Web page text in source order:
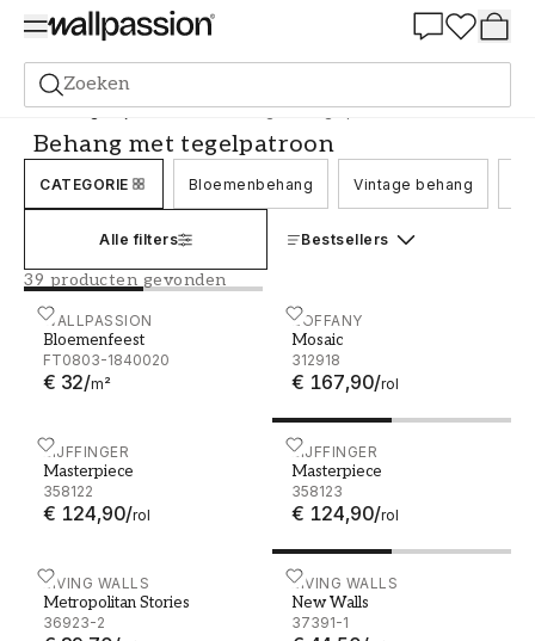
Zoeken
Behang Stijl en Patroon Behang met tegelpatroon
Behang met tegelpatroon
CATEGORIE Bloemenbehang Vintage behang
Alle filters Bestsellers
39 producten gevonden
WALLPASSION
Bloemenfeest
FT0803-1840020
€ 32/m²
Bloemenfeest ZOFFANY
Mosaic
312918
€ 167,90/rol
Mosaic - 312918
EIJFFINGER
Masterpiece
358122
€ 124,90/rol
Masterpiece - 358122 EIJFFINGER
Masterpiece
358123
€ 124,90/rol
Masterpiece - 358123
LIVING WALLS
Metropolitan Stories
36923-2
Metropolitan Stories - 36923-2LIVING WALLS
New Walls
37391-1
New Walls - 37391-1